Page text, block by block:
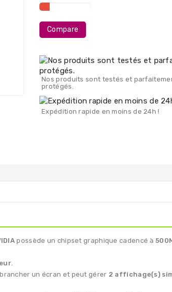
Compare
Nos produits sont testés et
protégés.
Expédition rapide en moins de 24h !
possède un chipset graphique cadencé à
.
brancher un écran et peut gérer 2 affichage(s)